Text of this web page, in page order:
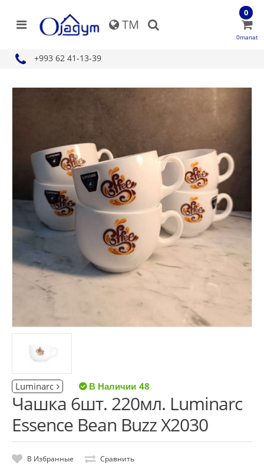
TM
+993 62 41-13-39
0
0manat
Luminarc 48
Чашка 6шт. 220мл. Luminarc
Essence Bean Buzz X2030
В Избранные Сравнить